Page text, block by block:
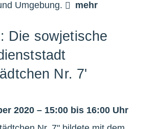
Umgebung. mehr
Die sowjetische
Nr. 7'
2020 – 15:00 bis 16:00 Uhr